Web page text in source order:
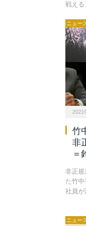
戦え
ニュー
2021
竹
非
＝
非正規
た竹
社員が
ニュー